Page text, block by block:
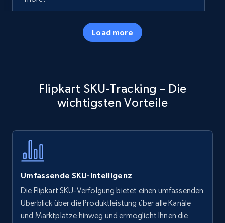
5.7K+ Jetzt anfangen
specific keywords
Title, Seller name, Brand, Description, Initial
Amazon products - find products by using
upc numbers
Load more
Flipkart SKU-Tracking – Die
wichtigsten Vorteile
Umfassende SKU-Intelligenz
Die Flipkart SKU-Verfolgung bietet einen umfassenden
Überblick über die Produktleistung über alle Kanäle
und Marktplätze hinweg und ermöglicht Ihnen die